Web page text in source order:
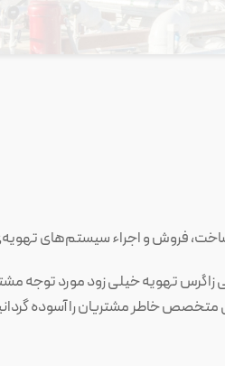
زاگرس تهویه خیلی زود مورد توجه
متخصص خاطر مشتریان را آسوده